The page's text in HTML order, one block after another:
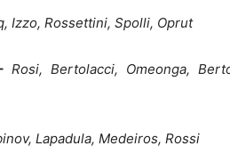
Izzo, Rossettini, Spolli, Oprut
Rosi, Bertolacci, Omeonga,
Lapadula, Medeiros, Rossi